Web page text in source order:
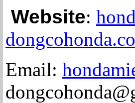
Website:
Email: